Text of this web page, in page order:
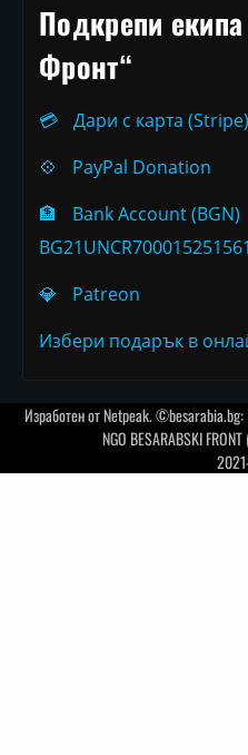
Подкрепи
Фронт“
💳
Дари с карта (Stripe)
💠
PayPal Donation
🏦
Bank Account (BGN)
💎
Patreon
Избери подарък в
Изработен отNetpeak. ©besarabia.bg:
NGO BESARABSKI